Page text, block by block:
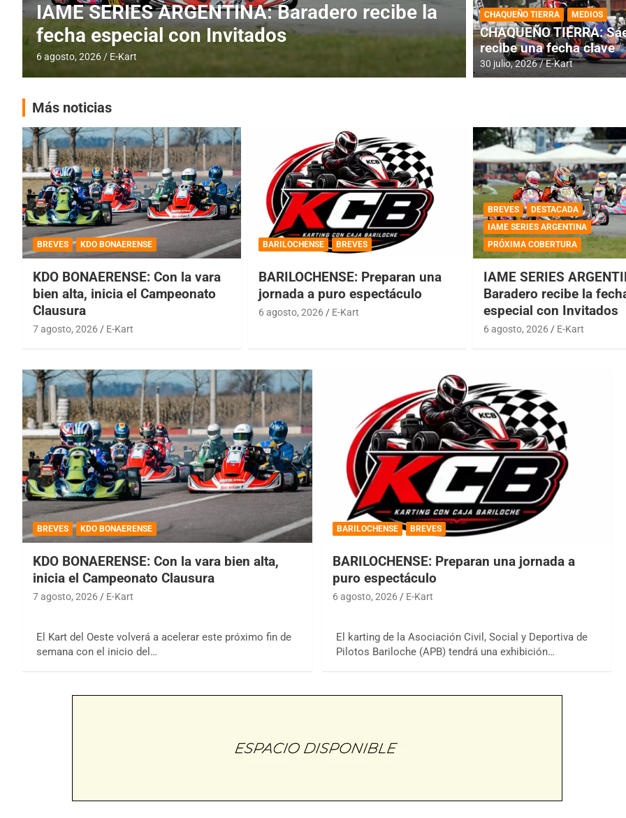
IAME SERIES ARGENTINA: Horarios para la
fecha con Invitados
4 agosto, 2026 E-Kart
RMC BUENOS
histórica en
4 agosto, 2026 E-Kart
CHAQUEÑO TIERRA MEDIOS
CHAQUEÑO TIERRA:
recibe una fecha clave
30 julio, 2026 E-Kart
Más noticias
BREVES KDO BONAERENSE
KDO BONAERENSE: Con la vara
bien alta, inicia el Campeonato
Clausura
7 agosto, 2026 E-Kart
BARILOCHENSE BREVES
BARILOCHENSE: Preparan una
jornada a puro espectáculo
6 agosto, 2026 E-Kart
BREVES
DESTACADA
IAME SERIES ARGENTINA
PRÓXIMA COBERTURA
IAME SERIES
Baradero recibe la
especial con Invitados
6 agosto, 2026 E-Kart
BREVES KDO BONAERENSE
KDO BONAERENSE: Con la vara bien alta,
inicia el Campeonato Clausura
7 agosto, 2026 E-Kart
El Kart del Oeste volverá a acelerar este próximo fin de
semana con el inicio del…
BARILOCHENSE BREVES
BARILOCHENSE: Preparan una jornada a
puro espectáculo
6 agosto, 2026 E-Kart
El karting de la Asociación Civil, Social y Deportiva de
Pilotos Bariloche (APB) tendrá una exhibición…